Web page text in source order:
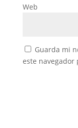
Web
Guarda mi
este navegador